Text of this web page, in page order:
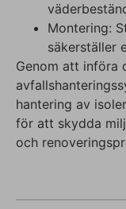
Montering:
säkerställer
Genom att införa
hantering av
för att skydda
och